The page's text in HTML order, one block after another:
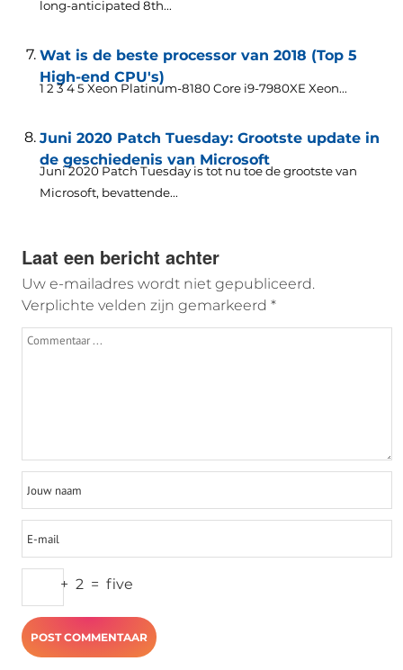
long-anticipated 8th...
Wat is de beste processor van 2018 (Top 5
High-end CPU's)
1 2 3 4 5 Xeon Platinum-8180 Core i9-7980XE Xeon...
Juni 2020 Patch Tuesday: Grootste update in
de geschiedenis van Microsoft
Juni 2020 Patch Tuesday is tot nu toe de grootste van
Microsoft, bevattende...
Laat een bericht achter
Uw e-mailadres wordt niet gepubliceerd.
Verplichte velden zijn gemarkeerd *
+ 2 = five